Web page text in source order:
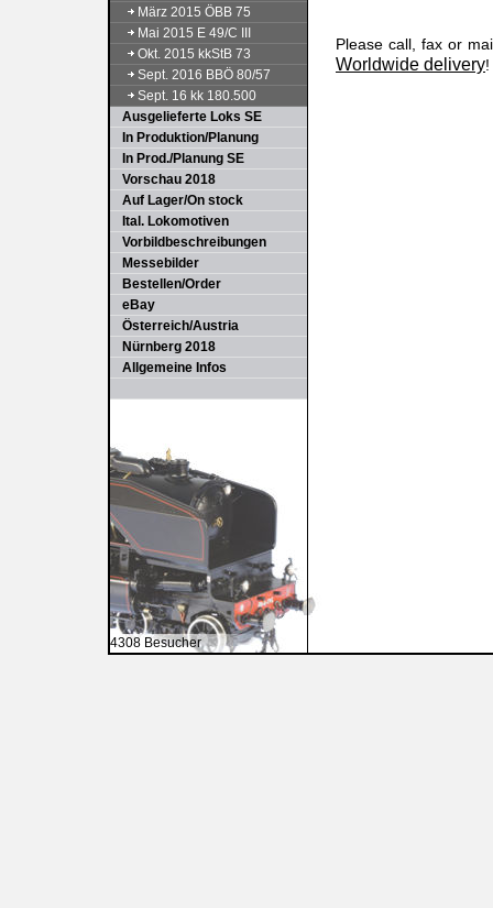
März 2015 ÖBB 75
Mai 2015 E 49/C III
Okt. 2015 kkStB 73
Sept. 2016 BBÖ 80/57
Sept. 16 kk 180.500
Ausgelieferte Loks SE
In Produktion/Planung
In Prod./Planung SE
Vorschau 2018
Auf Lager/On stock
Ital. Lokomotiven
Vorbildbeschreibungen
Messebilder
Bestellen/Order
eBay
Österreich/Austria
Nürnberg 2018
Allgemeine Infos
Please call, fax or
Worldwide delivery!
4308 Besucher